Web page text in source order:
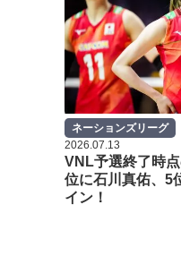
ネーションズリーグ
2026.07.13
VNL予選終了時
位に石川真佑、5
イン！